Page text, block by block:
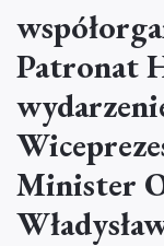
Patronat
Minister